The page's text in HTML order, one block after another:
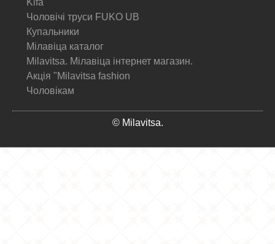
Kifa
Чоловічі труси FUKO UB
Купальники
Мілавіца каталог
Milavitsa. Мілавіца інтернет магазин.
Акція "Milavitsa fashion
Чоловікам
© Milavitsa.